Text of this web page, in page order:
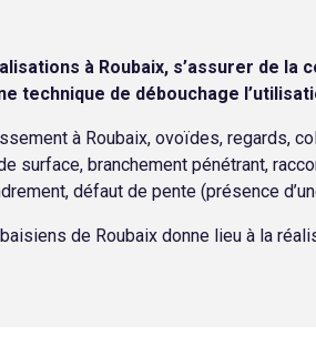
à Roubaix, s’assurer de
technique de débouchage
à Roubaix, ovoïdes,
surface, branchement pénétrant,
défaut de pente (présence
de Roubaix donne lieu à la